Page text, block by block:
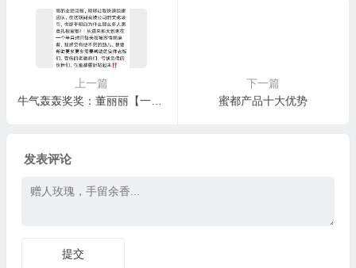
上一篇
牛气轰轰奖奖：董丽丽【一位80后宝妈，10天完成3000箱业绩】/树人奖：小啄
下一篇
蜜都产品十大优势
发表评论